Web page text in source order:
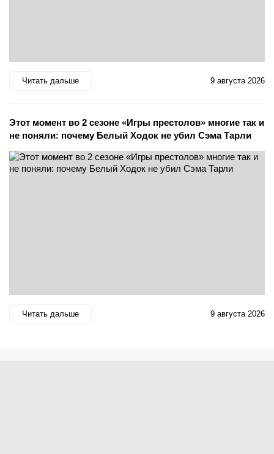
Читать дальше 9 августа 2026
Этот момент во 2 сезоне «Игры престолов» многие так и
не поняли: почему Белый Ходок не убил Сэма Тарли
Читать дальше 9 августа 2026